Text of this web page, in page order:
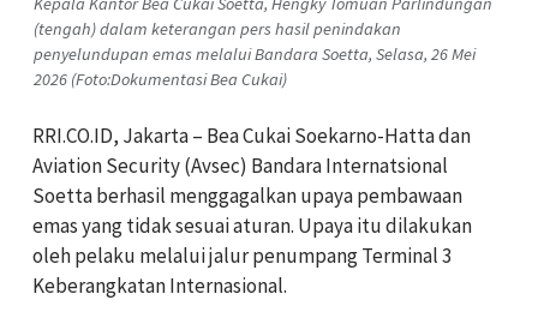
(tengah) dalam keterangan pers hasil penindakan
penyelundupan emas melalui Bandara Soetta, Selasa, 26 Mei
2026 (Foto:Dokumentasi Bea Cukai)
RRI.CO.ID, Jakarta – Bea Cukai Soekarno-Hatta dan
Aviation Security (Avsec) Bandara Internatsional
Soetta berhasil menggagalkan upaya pembawaan
emas yang tidak sesuai aturan. Upaya itu dilakukan
oleh pelaku melalui jalur penumpang Terminal 3
Keberangkatan Internasional.